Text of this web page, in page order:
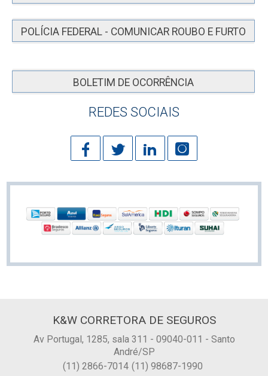
POLÍCIA FEDERAL - COMUNICAR ROUBO E FURTO
BOLETIM DE OCORRÊNCIA
REDES SOCIAIS
K&W CORRETORA DE SEGUROS
Av Portugal, 1285, sala 311 - 09040-011 - Santo
André/SP
(11) 2866-7014 (11) 98687-1990